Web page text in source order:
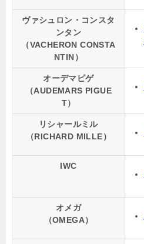
ヴァシュロン・コンスタ
ンタン
（VACHERON CONSTA
NTIN）
オーデマピゲ
（AUDEMARS PIGUE
T）
リシャールミル
（RICHARD MILLE）
IWC
オメガ
（OMEGA）